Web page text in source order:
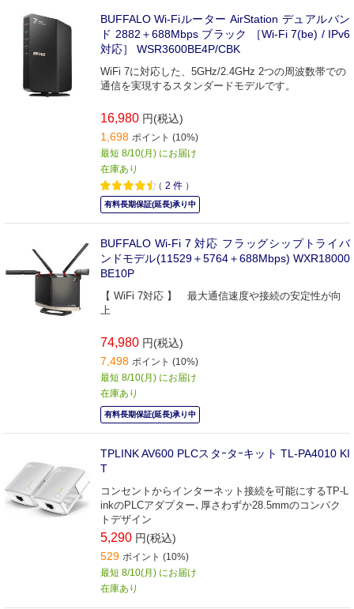
BUFFALO Wi-Fiルーター AirStation デュアルバン
ド 2882＋688Mbps ブラック ［Wi-Fi 7(be) / IPv6
対応］ WSR3600BE4P/CBK
WiFi 7に対応した、5GHz/2.4GHz 2つの周波数帯での
通信を実現するスタンダードモデルです。
16,980 円(税込)
1,698 ポイント (10%)
最短 8/10(月) にお届け
在庫あり
（ 2 件 ）
有料長期保証(延長)承り中
BUFFALO Wi-Fi 7 対応 フラッグシップトライバ
ンドモデル(11529＋5764＋688Mbps) WXR18000
BE10P
【 WiFi 7対応 】 最大通信速度や接続の安定性が向
上
74,980 円(税込)
7,498 ポイント (10%)
最短 8/10(月) にお届け
在庫あり
有料長期保証(延長)承り中
TPLINK AV600 PLCスタｰタｰキット TL-PA4010 KI
T
コンセントからインターネット接続を可能にするTP-L
inkのPLCアダプター､厚さわずか28.5mmのコンパク
トデザイン
5,290 円(税込)
529 ポイント (10%)
最短 8/10(月) にお届け
在庫あり